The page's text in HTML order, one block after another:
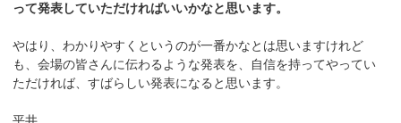
って発表していただければいいかなと思います。
やはり、わかりやすくというのが一番かなとは思いますけれど
も、会場の皆さんに伝わるような発表を、自信を持ってやってい
ただければ、すばらしい発表になると思います。